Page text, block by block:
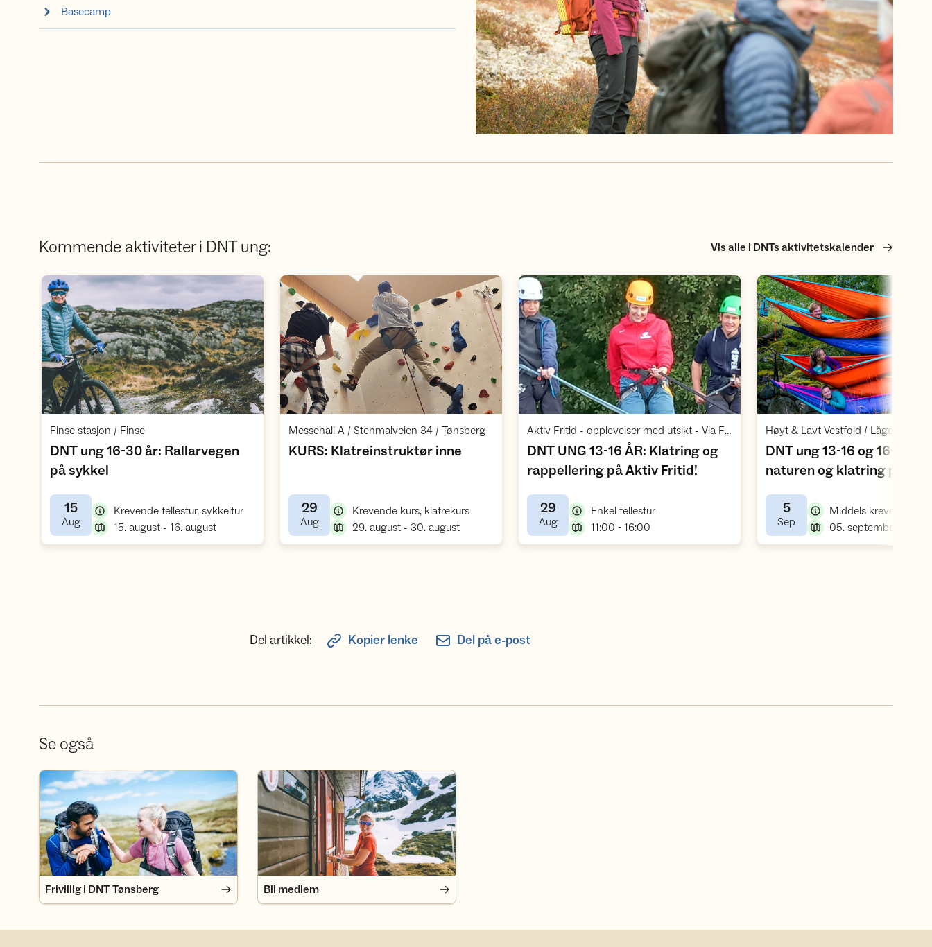
Basecamp
Kommende aktiviteter i DNT ung: Vis alle i DNTs aktivitetskalender
Åpne aktivitet
Finse stasjon / Finse,
DNT ung 16-30 år: Rallarvegen
på sykkel
15
Aug,
Krevende fellestur, sykkeltur,
15. august - 16. august,
Åpne aktivitet
Messehall A / Stenmalveien 34 / Tønsberg,
KURS: Klatreinstruktør inne
29
Aug,
Krevende kurs, klatrekurs,
29. august - 30. august,
Åpne aktivitet
Aktiv Fritid - opplevelser med utsikt - Via Ferrata Tjøme / Sjøbusand 62 / Tjøme
DNT UNG 13-16 ÅR: Klatring og
rappellering på Aktiv Fritid!
29
Aug,
Enkel fellestur,
11:00 - 16:00
Åpne
DNT ung 13-16 og 16-25
naturen og klatring på
lavt
5
Sep
Middels krevende
Del artikkel: Kopier lenke Del på e-post
Se også
Frivillig i DNT Tønsberg
Frivillig i DNT Tønsberg
Bli medlem
Bli medlem